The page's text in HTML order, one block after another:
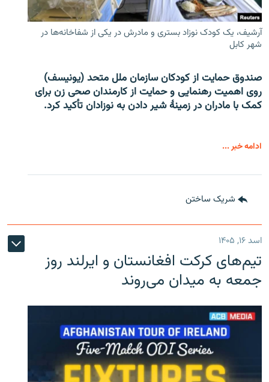
آرشیف، یک کودک نوزاد بستری و مادرش در یکی از شفاخانه‌ها در
شهر کابل
صندوق حمایت از کودکان سازمان ملل متحد (یونیسف)
روی اهمیت رهنمایی و حمایت از کارمندان صحی زن برای
کمک با مادران در زمینۀ شیر دادن به نوزادان تأکید کرد.
ادامه خبر ...
شریک ساختن
اسد ۱۶, ۱۴۰۵
تیم‌های کرکت افغانستان و ایرلند روز
جمعه به میدان می‌روند